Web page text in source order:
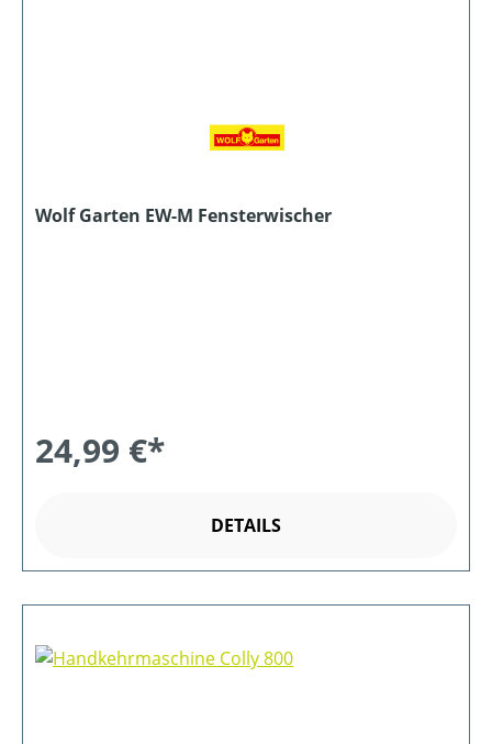
Wolf Garten EW-M Fensterwischer
24,99 €*
DETAILS